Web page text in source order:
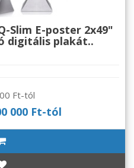
Slim E-poster 2x49"
digitális plakát..
Ft-tól
000 Ft-tól